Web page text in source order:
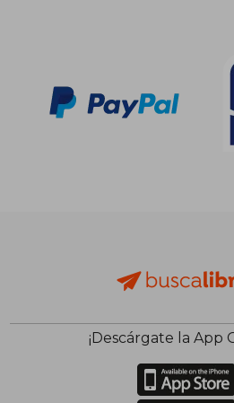
¡Descárgate la App